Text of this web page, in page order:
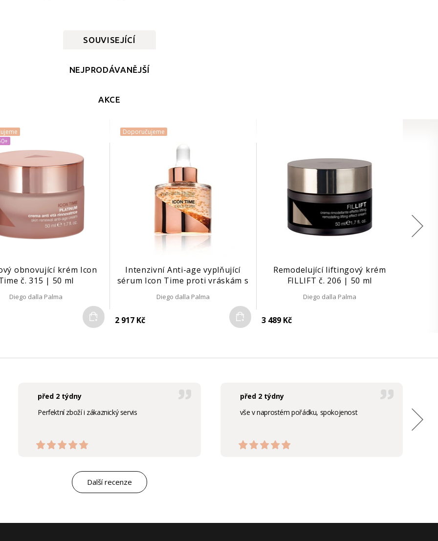
SOUVISEJÍCÍ
NEJPRODÁVANĚJŠÍ
AKCE
obnovující krém Icon
č. 315 | 50 ml
Diego dalla Palma
Do košíku
Doporučujeme
Intenzivní Anti-age vyplňující
sérum Icon Time proti vráskám s
Diego dalla Palma
2 917 Kč Do košíku
Remodelující liftingový krém
FILLIFT č. 206 | 50 ml
Diego dalla Palma
3 489 Kč
před 2 týdny
Perfektní zboží i zákaznický servis
před 2 týdny
vše v naprostém pořádku, spokojenost
Další recenze